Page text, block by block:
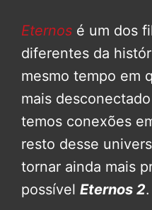
Eternos é um dos
diferentes da
mesmo tempo em
mais
temos conexões
resto desse
tornar ainda mais
possível Eternos 2.